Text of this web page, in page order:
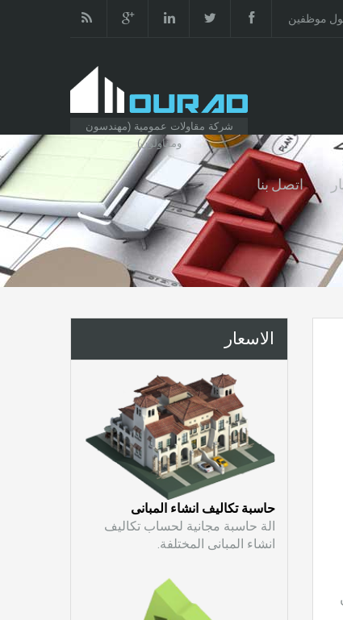
موظفين
شركة مقاولات عمومية (مهندسون
ومقاولون)
اتصل بنا
الاسعار
حاسبة تكاليف انشاء المبانى
الة حاسبة مجانية لحساب تكاليف
انشاء المبانى المختلفة.